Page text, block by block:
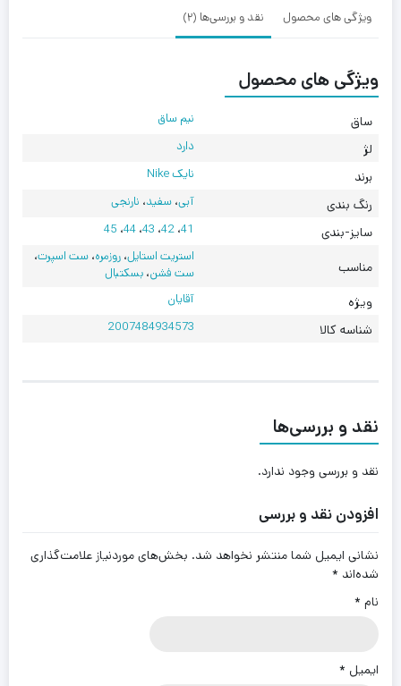
ویژگی های محصول نقد و بررسی‌ها (2)
ویژگی های محصول
ساق نیم ساق
لژ دارد
برند نایک Nike
رنگ بندی آبی،سفید، نارنجی
سایز-بندی 41،42، 43،44، 45
مناسب
استریت استایل،روزمره،ست اسپرت،
ست فشن،بسکتبال
ویژه آقایان
شناسه کالا 2007484934573
نقد و بررسی‌ها
نقد و بررسی وجود ندارد.
افزودن نقد و بررسی
نشانی ایمیل شما منتشر نخواهد شد. بخش‌های موردنیاز علامت‌گذاری
شده‌اند *
نام *
ایمیل *